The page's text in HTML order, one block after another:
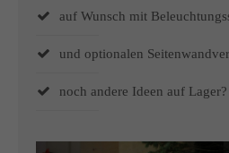
auf Wunsch mit
und optionalen
noch andere Ideen auf